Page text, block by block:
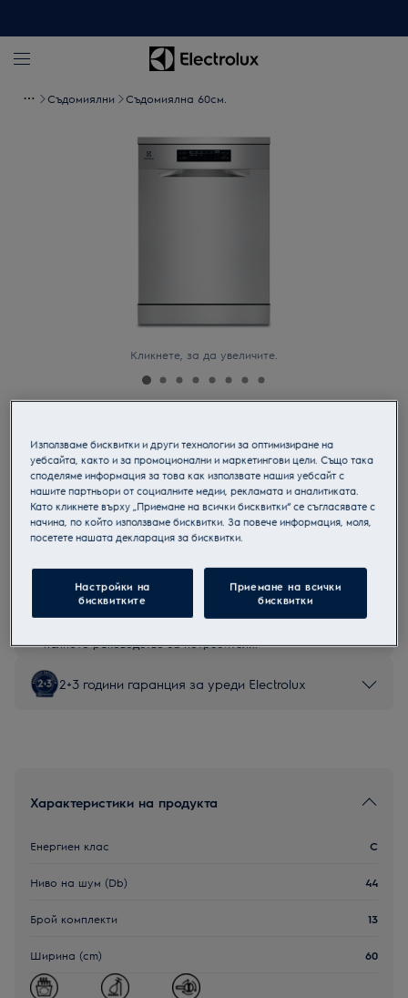
Съдомиялни Съдомиялна 60см.
Кликнете, за да увеличите.
Съдомиялна 60см.
Продуктов информационен лист
Инструкциите за безопасност и предупрежденията за
безопасност съгласно регламент на ЕС 2023/988 са
изброени в глава 1 и 2 на ръководството за потребителя.
пълното ръководство за потребителя.
2+3 години гаранция за уреди Electrolux
Характеристики на продукта
Енергиен клас C
Ниво на шум (Db) 44
Брой комплекти 13
Ширина (cm) 60
Използваме бисквитки и други технологии за оптимизиране на
уебсайта, както и за промоционални и маркетингови цели. Също така
споделяме информация за това как използвате нашия уебсайт с
нашите партньори от социалните медии, рекламата и аналитиката.
Като кликнете върху „Приемане на всички бисквитки“ се съгласявате с
начина, по който използваме бисквитки. За повече информация, моля,
посетете нашата декларация за бисквитки.
Настройки на
бисквитките
Приемане на всички
бисквитки